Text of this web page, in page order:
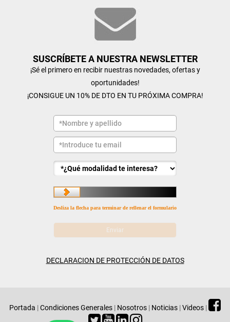
SUSCRÍBETE A NUESTRA NEWSLETTER
¡Sé el primero en recibir nuestras novedades, ofertas y
oportunidades!
¡CONSIGUE UN 10% DE DTO EN TU PRÓXIMA COMPRA!
Desliza la flecha para terminar de rellenar el formulario
DECLARACION DE PROTECCIÓN DE DATOS
Portada |Condiciones Generales | Nosotros | Noticias |Videos |